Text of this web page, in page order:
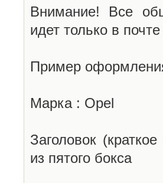
Внимание! Все
идет только в почте
Пример
Марка : Opel
Заголовок
из пятого бокса